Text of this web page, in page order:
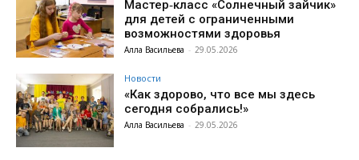
Мастер‑класс «Солнечный зайчик»
для детей с ограниченными
возможностями здоровья
Алла Васильева - 29.05.2026
Новости
«Как здорово, что все мы здесь
сегодня собрались!»
Алла Васильева - 29.05.2026